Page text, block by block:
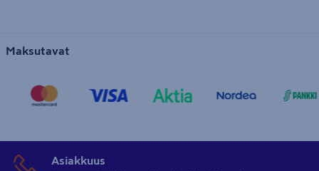
Maksutavat
Asiakkuus